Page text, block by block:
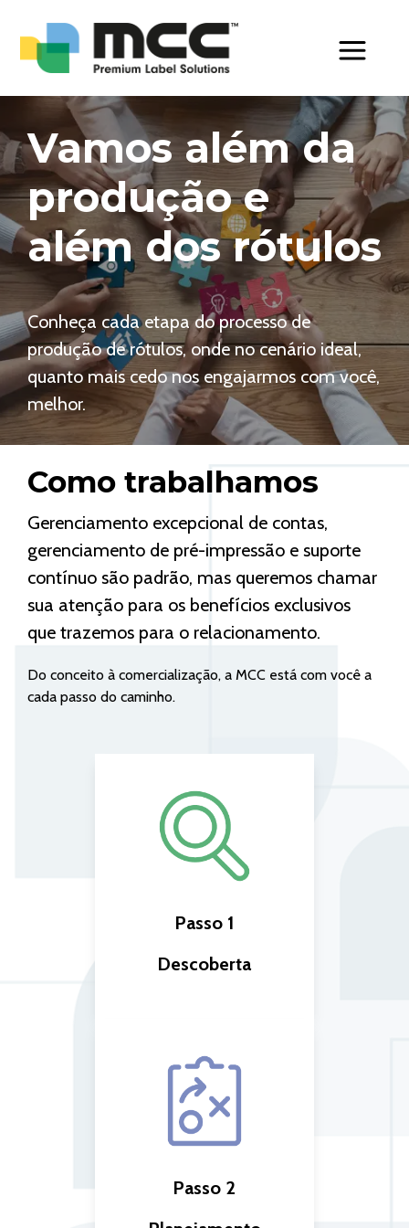
Vamos além da
produção e
além dos rótulos
Conheça cada etapa do processo de
produção de rótulos, onde no cenário ideal,
quanto mais cedo nos engajarmos com você,
melhor.
Como trabalhamos
Gerenciamento excepcional de contas,
gerenciamento de pré-impressão e suporte
contínuo são padrão, mas queremos chamar
sua atenção para os benefícios exclusivos
que trazemos para o relacionamento.
Do conceito à comercialização, a MCC está com você a
cada passo do caminho.
Passo 1
Descoberta
Construindo uma base
sólida por meio de trocas
de informações
Conheça a equipe
Passo 2